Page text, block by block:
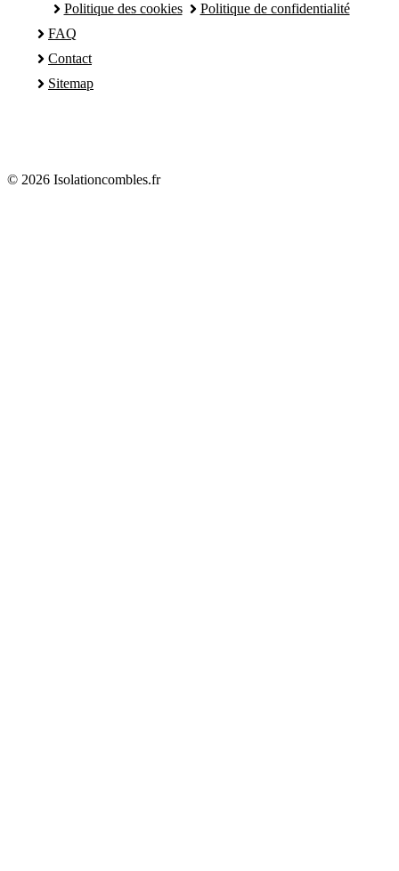
Politique des cookies
Politique de confidentialité
FAQ
Contact
Sitemap
© 2026 Isolationcombles.fr